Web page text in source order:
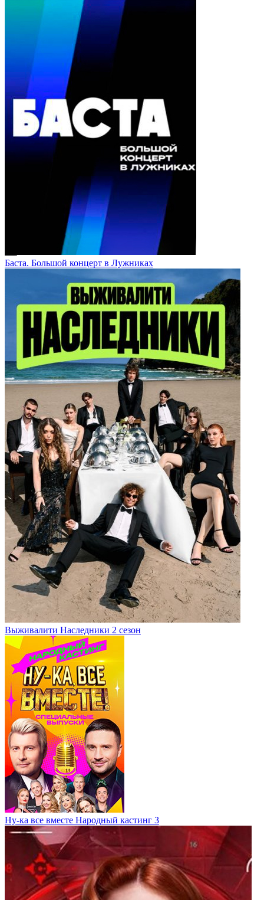
Баста. Большой концерт в Лужниках
Выживалити Наследники 2 сезон
Ну-ка все вместе Народный кастинг 3